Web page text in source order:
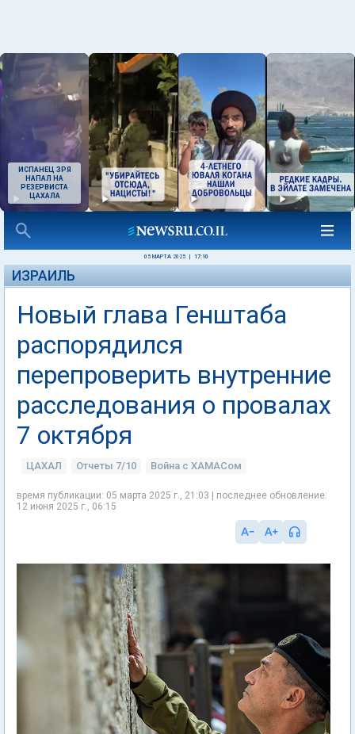
ИСПАНЕЦ ЗРЯ
НАПАЛ НА
РЕЗЕРВИСТА
ЦАХАЛА
05 МАРТА 2025 17:10
ИЗРАИЛЬ
Новый глава Генштаба
распорядился
перепроверить внутренние
расследования о провалах
7 октября
ЦАХАЛ Отчеты 7/10 Война с ХАМАСом
время публикации: 05 марта 2025 г., 21:03 | последнее обновление:
12 июня 2025 г., 06:15